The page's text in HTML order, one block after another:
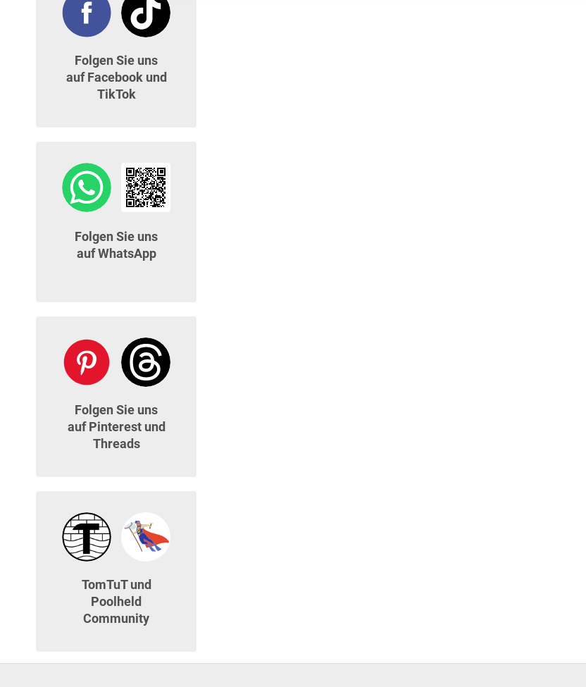
Folgen Sie uns
auf Facebook und
TikTok
Folgen Sie uns
auf WhatsApp
Folgen Sie uns
auf Pinterest und
Threads
TomTuT und
Poolheld
Community